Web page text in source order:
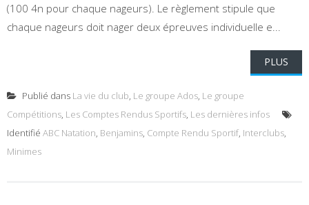
(100 4n pour chaque nageurs). Le règlement stipule que
chaque nageurs doit nager deux épreuves individuelle e...
PLUS
Publié dans La vie du club, Le groupe Ados, Le groupe
Compétitions, Les Comptes Rendus Sportifs, Les dernières infos
Identifié ABC Natation, Benjamins, Compte Rendu Sportif, Interclubs,
Minimes